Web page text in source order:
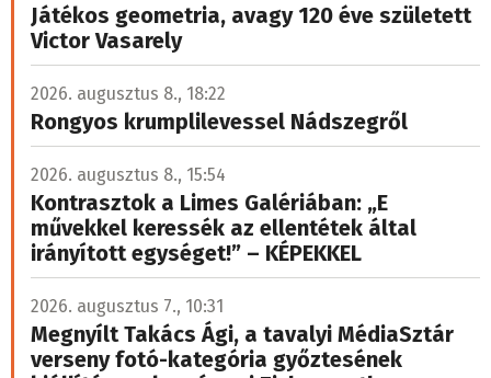
Játékos geometria, avagy 120 éve született
Victor Vasarely
2026. augusztus 8., 18:22
Rongyos krumplilevessel Nádszegről
2026. augusztus 8., 15:54
Kontrasztok a Limes Galériában: „E
művekkel keressék az ellentétek által
irányított egységet!” – KÉPEKKEL
2026. augusztus 7., 10:31
Megnyílt Takács Ági, a tavalyi MédiaSztár
verseny fotó-kategória győztesének